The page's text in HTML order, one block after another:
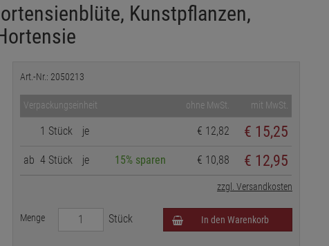
Kunstpflanzen,
Art.-Nr.: 2050213
Verpackungseinheit ohne MwSt. mit MwSt.
1 Stück je € 12,82 € 15,25
ab 4 Stück je 15% sparen € 10,88 € 12,95
zzgl. Versandkosten
Menge Stück In den Warenkorb